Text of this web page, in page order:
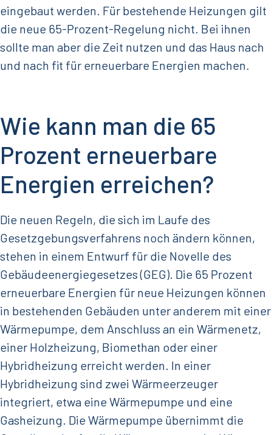
eingebaut werden. Für bestehende Heizungen gilt
die neue 65-Prozent-Regelung nicht. Bei ihnen
sollte man aber die Zeit nutzen und das Haus nach
und nach fit für erneuerbare Energien machen.
Wie kann man die 65
Prozent erneuerbare
Energien erreichen?
Die neuen Regeln, die sich im Laufe des
Gesetzgebungsverfahrens noch ändern können,
stehen in einem Entwurf für die Novelle des
Gebäudeenergiegesetzes (GEG). Die 65 Prozent
erneuerbare Energien für neue Heizungen können
in bestehenden Gebäuden unter anderem mit einer
Wärmepumpe, dem Anschluss an ein Wärmenetz,
einer Holzheizung, Biomethan oder einer
Hybridheizung erreicht werden. In einer
Hybridheizung sind zwei Wärmeerzeuger
integriert, etwa eine Wärmepumpe und eine
Gasheizung. Die Wärmepumpe übernimmt die